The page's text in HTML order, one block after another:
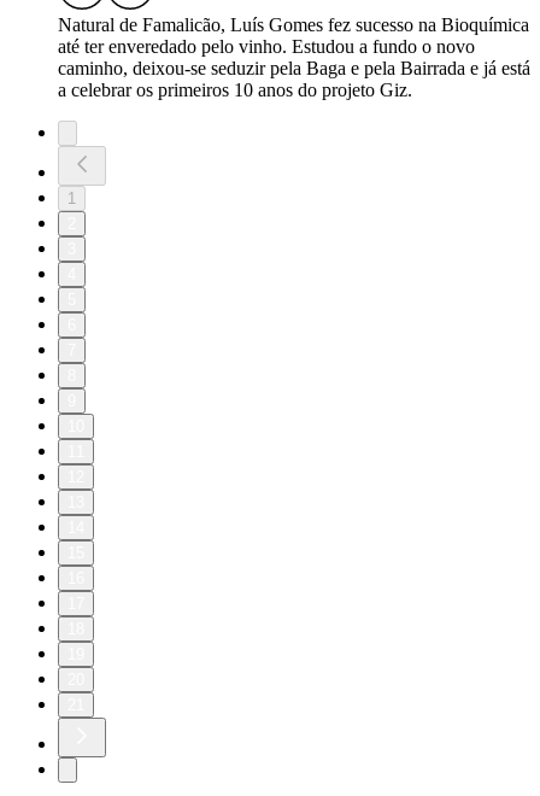
Natural de Famalicão, Luís Gomes fez sucesso na Bioquímica
até ter enveredado pelo vinho. Estudou a fundo o novo
caminho, deixou-se seduzir pela Baga e pela Bairrada e já está
a celebrar os primeiros 10 anos do projeto Giz.
1